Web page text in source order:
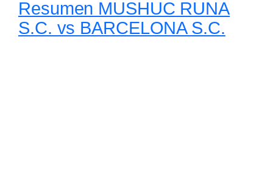
Resumen MUSHUC RUNA
S.C. vs BARCELONA S.C.